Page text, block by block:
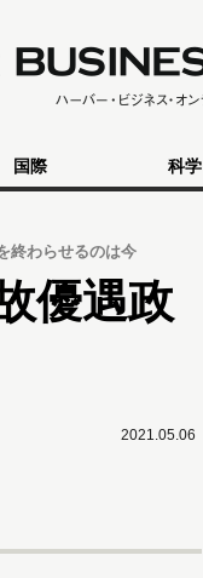
国際 科学
終わらせるのは今
優遇政
2021.05.06